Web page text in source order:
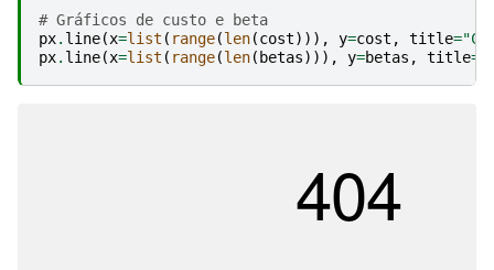
# Gráficos de custo e beta
px. line(x=list ( range(len(cost))), y=cost , title=
px. line(x=list ( range(len( betas))), y=betas , title=